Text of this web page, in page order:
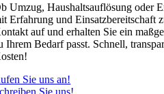
Umzug, Haushaltsauflösung oder
Erfahrung und Einsatzbereitschaft
auf und erhalten Sie ein
Ihrem Bedarf passt. Schnell,
Sie uns an!
Sie uns!